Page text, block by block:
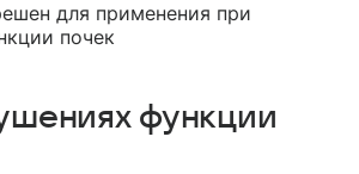
для применения при
почек
функции